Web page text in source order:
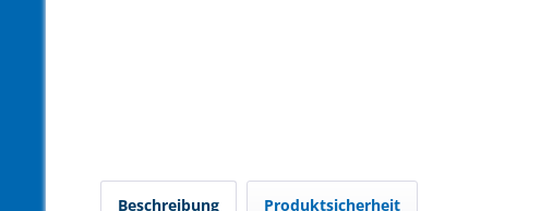
Beschreibung Produktsicherheit